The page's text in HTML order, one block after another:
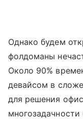
Однако будем
фолдоманы
Около 90%
девайсом в
для решения